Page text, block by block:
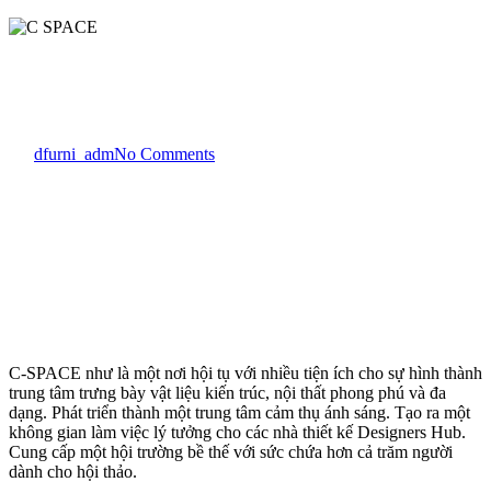
dfurni_admNo Comments
C-SPACE như là một nơi hội tụ với nhiều tiện ích cho sự hình thành
trung tâm trưng bày vật liệu kiến trúc, nội thất phong phú và đa
dạng. Phát triển thành một trung tâm cảm thụ ánh sáng. Tạo ra một
không gian làm việc lý tưởng cho các nhà thiết kế Designers Hub.
Cung cấp một hội trường bề thế với sức chứa hơn cả trăm người
dành cho hội thảo.